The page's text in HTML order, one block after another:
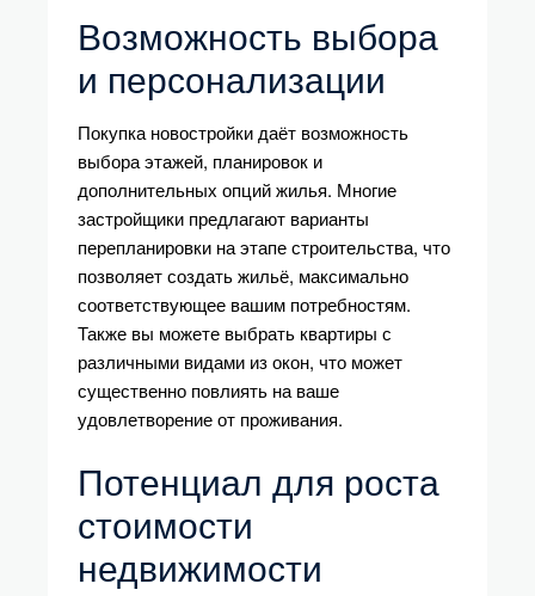
Возможность выбора
и персонализации
Покупка новостройки даёт возможность
выбора этажей, планировок и
дополнительных опций жилья. Многие
застройщики предлагают варианты
перепланировки на этапе строительства, что
позволяет создать жильё, максимально
соответствующее вашим потребностям.
Также вы можете выбрать квартиры с
различными видами из окон, что может
существенно повлиять на ваше
удовлетворение от проживания.
Потенциал для роста
стоимости
недвижимости